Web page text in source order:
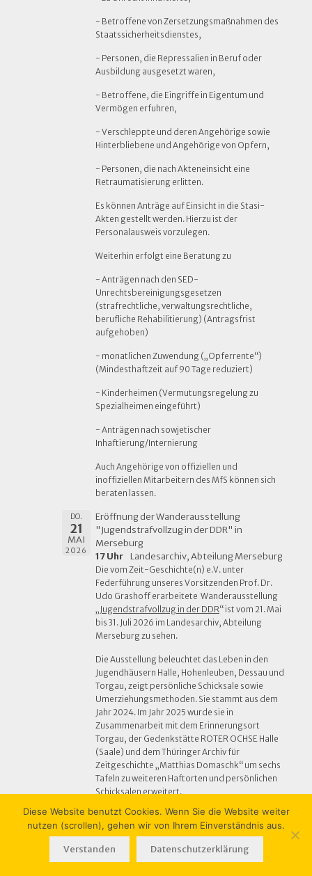
- Betroffene von Zersetzungsmaßnahmen des
Staatssicherheitsdienstes,
- Personen, die Repressalien in Beruf oder
Ausbildung ausgesetzt waren,
- Betroffene, die Eingriffe in Eigentum und
Vermögen erfuhren,
- Verschleppte und deren Angehörige sowie
Hinterbliebene und Angehörige von Opfern,
- Personen, die nach Akteneinsicht eine
Retraumatisierung erlitten.
Es können Anträge auf Einsicht in die Stasi-
Akten gestellt werden. Hierzu ist der
Personalausweis vorzulegen.
Weiterhin erfolgt eine Beratung zu
- Anträgen nach den SED-
Unrechtsbereinigungsgesetzen
(strafrechtliche, verwaltungsrechtliche,
berufliche Rehabilitierung) (Antragsfrist
aufgehoben)
- monatlichen Zuwendung („Opferrente“)
(Mindesthaftzeit auf 90 Tage reduziert)
- Kinderheimen (Vermutungsregelung zu
Spezialheimen eingeführt)
- Anträgen nach sowjetischer
Inhaftierung/Internierung
Auch Angehörige von offiziellen und
inoffiziellen Mitarbeitern des MfS können sich
beraten lassen.
DO.
21
MAI
2026
Eröffnung der Wanderausstellung
"Jugendstrafvollzug in der DDR" in
Merseburg
17 Uhr
Landesarchiv, Abteilung Merseburg
Die vom Zeit-Geschichte(n) e.V. unter
Federführung unseres Vorsitzenden Prof. Dr.
Udo Grashoff erarbeitete Wanderausstellung
„ Jugendstrafvollzug in der DDR“ ist vom 21. Mai
bis 31. Juli 2026 im Landesarchiv, Abteilung
Merseburg zu sehen.
Die Ausstellung beleuchtet das Leben in den
Jugendhäusern Halle, Hohenleuben, Dessau und
Torgau, zeigt persönliche Schicksale sowie
Umerziehungsmethoden. Sie stammt aus dem
Jahr 2024. Im Jahr 2025 wurde sie in
Zusammenarbeit mit dem Erinnerungsort
Torgau, der Gedenkstätte ROTER OCHSE Halle
(Saale) und dem Thüringer Archiv für
Zeitgeschichte „Matthias Domaschk“ um sechs
Tafeln zu weiteren Haftorten und persönlichen
Schicksalen erweitert.
Bundesstiftung zur Aufarbeitung der DDR-
Diktatur sowie dem Landesbeauftragten zur
Aufarbeitung der SED-Diktatur in Sachsen-
Diese Website benutzt Cookies. Wenn Sie die Website weiter
nutzen (scrollen), gehen wir von Ihrem Einverständnis aus.
Verstanden Datenschutzerklärung